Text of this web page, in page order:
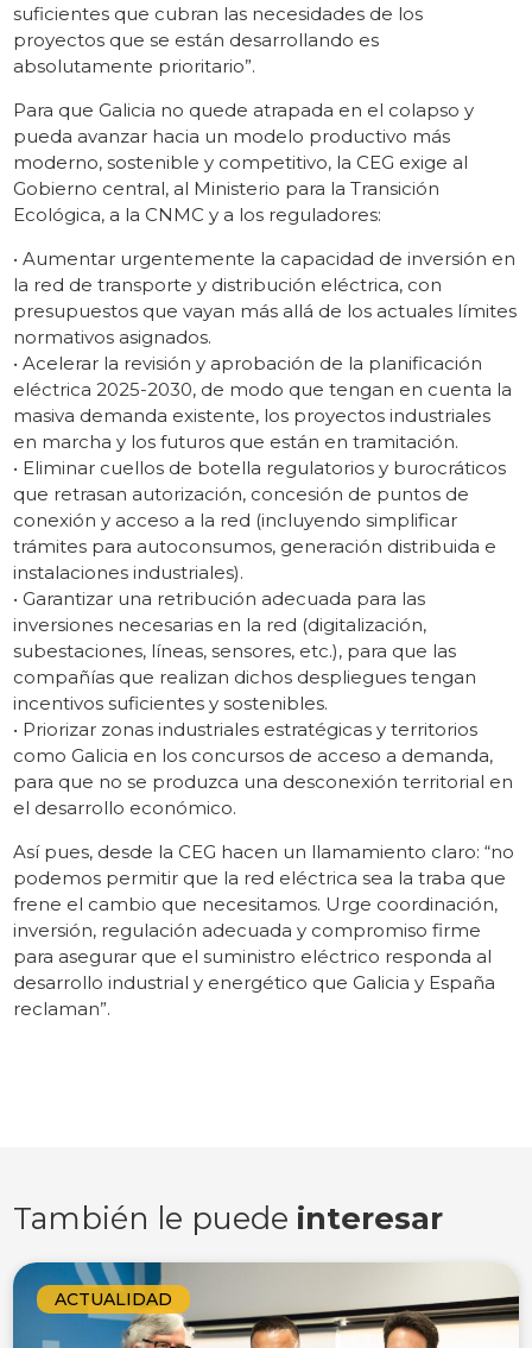
suficientes que cubran las necesidades de los
proyectos que se están desarrollando es
absolutamente prioritario”.
Para que Galicia no quede atrapada en el colapso y
pueda avanzar hacia un modelo productivo más
moderno, sostenible y competitivo, la CEG exige al
Gobierno central, al Ministerio para la Transición
Ecológica, a la CNMC y a los reguladores:
• Aumentar urgentemente la capacidad de inversión en
la red de transporte y distribución eléctrica, con
presupuestos que vayan más allá de los actuales límites
normativos asignados.
• Acelerar la revisión y aprobación de la planificación
eléctrica 2025-2030, de modo que tengan en cuenta la
masiva demanda existente, los proyectos industriales
en marcha y los futuros que están en tramitación.
• Eliminar cuellos de botella regulatorios y burocráticos
que retrasan autorización, concesión de puntos de
conexión y acceso a la red (incluyendo simplificar
trámites para autoconsumos, generación distribuida e
instalaciones industriales).
• Garantizar una retribución adecuada para las
inversiones necesarias en la red (digitalización,
subestaciones, líneas, sensores, etc.), para que las
compañías que realizan dichos despliegues tengan
incentivos suficientes y sostenibles.
• Priorizar zonas industriales estratégicas y territorios
como Galicia en los concursos de acceso a demanda,
para que no se produzca una desconexión territorial en
el desarrollo económico.
Así pues, desde la CEG hacen un llamamiento claro: “no
podemos permitir que la red eléctrica sea la traba que
frene el cambio que necesitamos. Urge coordinación,
inversión, regulación adecuada y compromiso firme
para asegurar que el suministro eléctrico responda al
desarrollo industrial y energético que Galicia y España
reclaman”.
También le puede interesar
ACTUALIDAD